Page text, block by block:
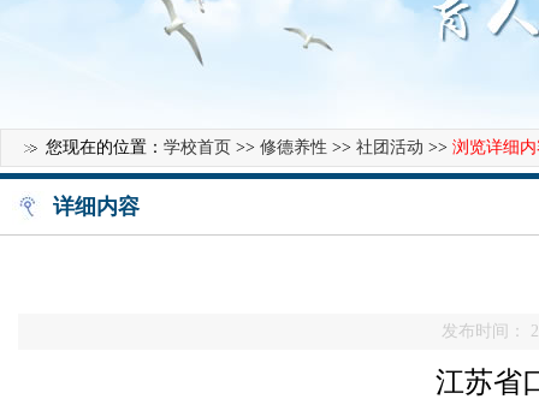
您现在的位置： 学校首页 >> 修德养性 >> 社团活动 >> 浏览详细
详细内容
发布时间：
江苏省